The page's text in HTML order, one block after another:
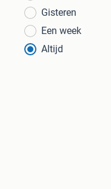
Gisteren
Een week
Altijd